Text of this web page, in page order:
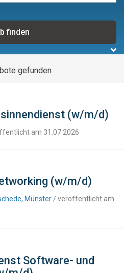
gefunden
(w/m/d)
am 31.07.2026
(w/m/d)
Münster / veröffentlicht am
Software- und